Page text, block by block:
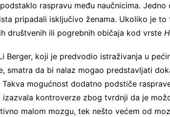
raspravu među naučnicima.
pripadali isključivo ženama. Ukoliko je
društvenih ili pogrebnih običaja kod vrste
Berger, koji je predvodio istraživanja u
smatra da bi nalaz mogao predstavljati
Takva mogućnost dodatno podstiče
izazvala kontroverze zbog tvrdnji da je
malom mozgu, tek nešto većem od